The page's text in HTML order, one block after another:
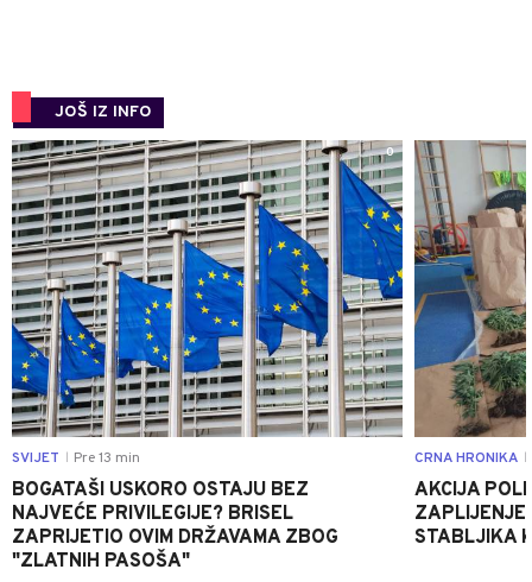
JOŠ IZ INFO
0
SVIJET Pre 13 min
BOGATAŠI USKORO OSTAJU BEZ
NAJVEĆE PRIVILEGIJE? BRISEL
ZAPRIJETIO OVIM DRŽAVAMA ZBOG
"ZLATNIH PASOŠA"
CRNA HRONIKA
AKCIJA
STABLJIKA